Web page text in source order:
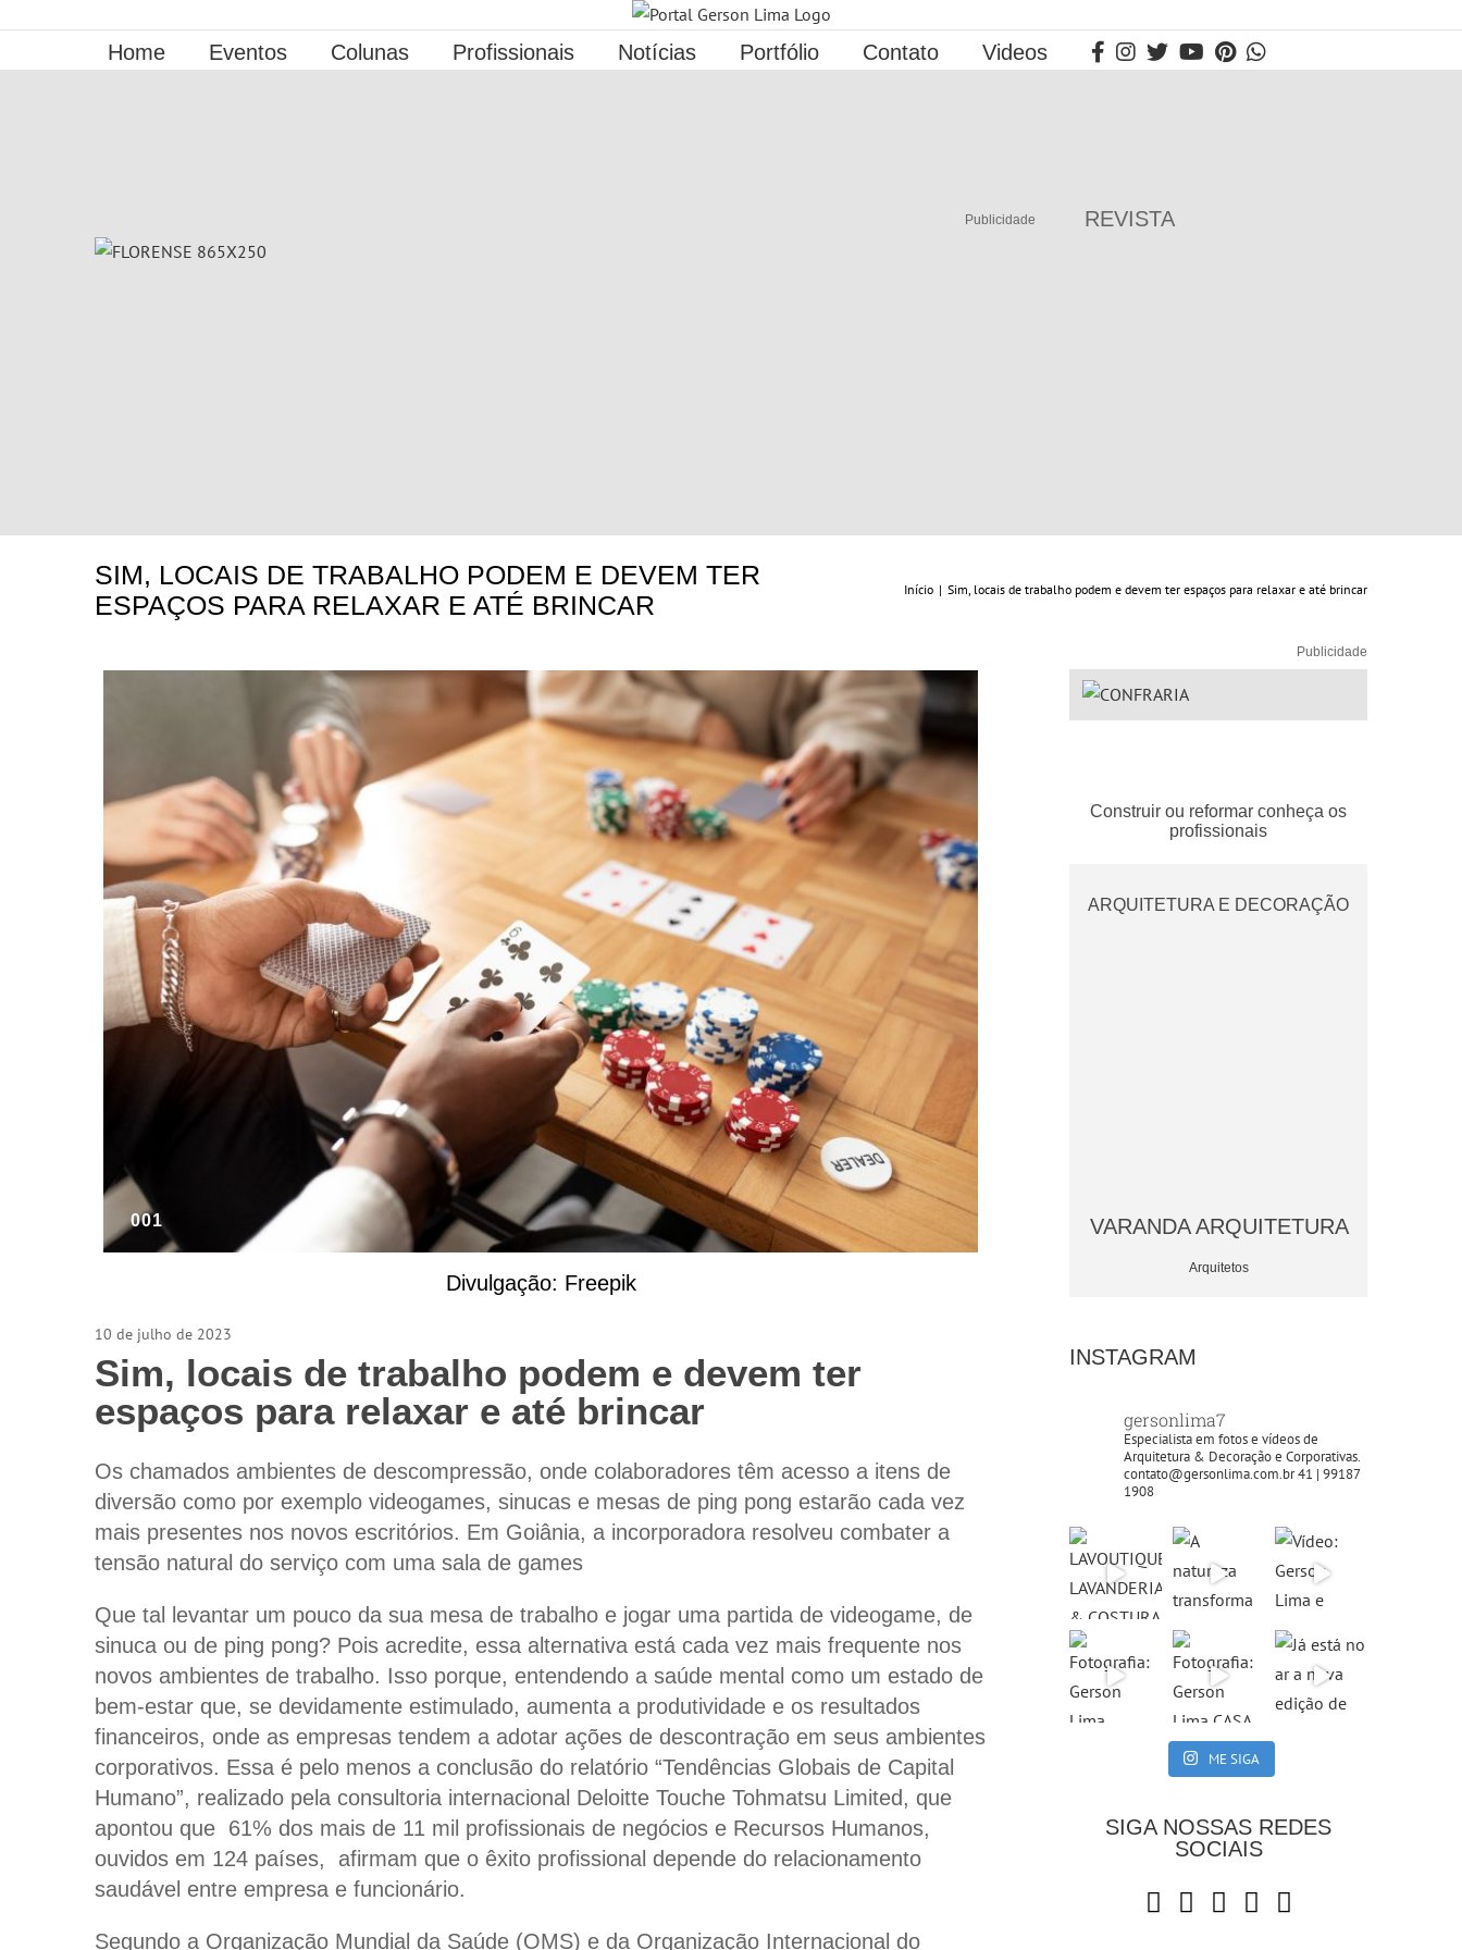
o
Home Eventos Colunas Profissionais Notícias Portfólio Contato Videos
Publicidade REVISTA
SIM, LOCAIS DE TRABALHO PODEM E DEVEM TER
ESPAÇOS PARA RELAXAR E ATÉ BRINCAR
Início | Sim, locais de trabalho podem e devem ter espaços para relaxar e até brincar
001
Divulgação: Freepik
10 de julho de 2023
Sim, locais de trabalho podem e devem ter
espaços para relaxar e até brincar
Os chamados ambientes de descompressão, onde colaboradores têm acesso a itens de
diversão como por exemplo videogames, sinucas e mesas de ping pong estarão cada vez
mais presentes nos novos escritórios. Em Goiânia, a incorporadora resolveu combater a
tensão natural do serviço com uma sala de games
Que tal levantar um pouco da sua mesa de trabalho e jogar uma partida de videogame, de
sinuca ou de ping pong? Pois acredite, essa alternativa está cada vez mais frequente nos
novos ambientes de trabalho. Isso porque, entendendo a saúde mental como um estado de
bem-estar que, se devidamente estimulado, aumenta a produtividade e os resultados
financeiros, onde as empresas tendem a adotar ações de descontração em seus ambientes
corporativos. Essa é pelo menos a conclusão do relatório “Tendências Globais de Capital
Humano”, realizado pela consultoria internacional Deloitte Touche Tohmatsu Limited, que
apontou que 61% dos mais de 11 mil profissionais de negócios e Recursos Humanos,
ouvidos em 124 países, afirmam que o êxito profissional depende do relacionamento
saudável entre empresa e funcionário.
Segundo a Organização Mundial da Saúde (OMS) e da Organização Internacional do
Publicidade
Construir ou reformar conheça os
profissionais
ARQUITETURA E DECORAÇÃO
VARANDA ARQUITETURA VARANDA ARQUITETURA
Arquitetos
INSTAGRAM
gersonlima7
Especialista em fotos e vídeos de
Arquitetura & Decoração e Corporativas.
contato@gersonlima.com.br41 | 99187
1908
ME SIGA
SIGA NOSSAS REDES
SOCIAIS